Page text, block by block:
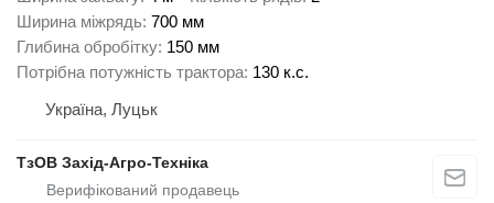
Ширина міжрядь 700 мм
Глибина обробітку 150 мм
Потрібна потужність трактора 130 к.с.
Україна, Луцьк
ТзОВ Захід-Агро-Техніка